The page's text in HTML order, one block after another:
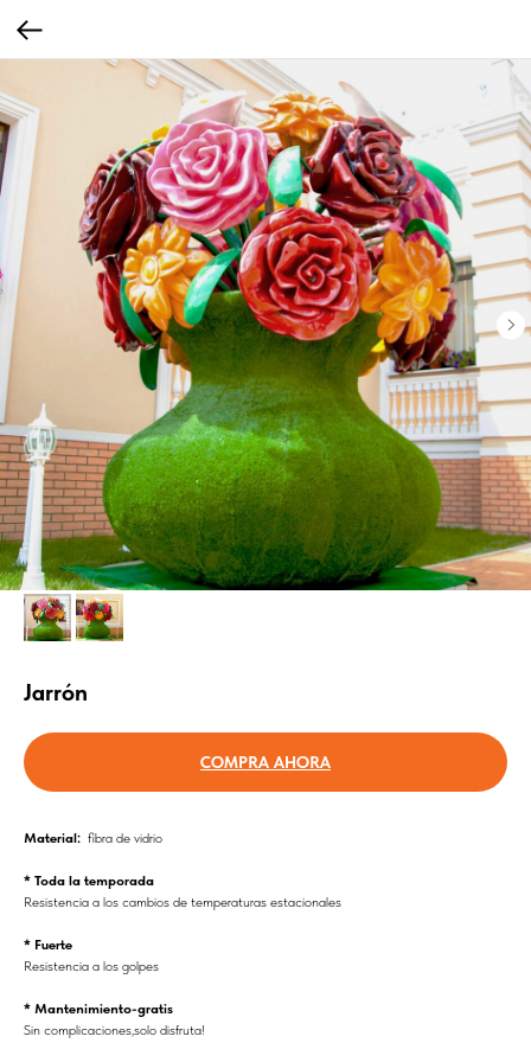
Jarrón
COMPRA AHORA
Material: fibra de vidrio
* Toda la temporada
Resistencia a los cambios de temperaturas estacionales
* Fuerte
Resistencia a los golpes
* Mantenimiento-gratis
Sin complicaciones,solo disfruta!